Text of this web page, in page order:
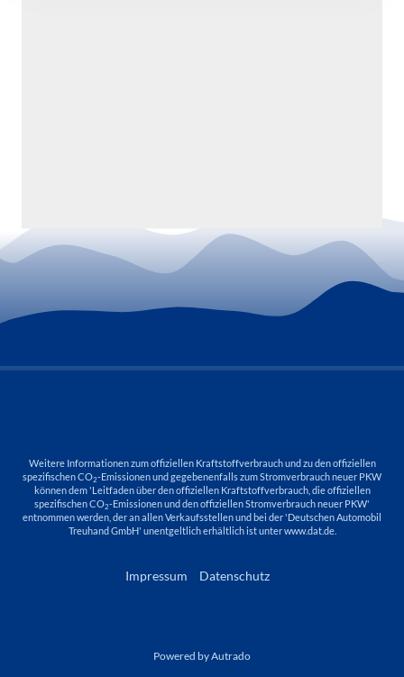
Weitere Informationen zum offiziellen Kraftstoffverbrauch und zu den offiziellen
spezifischen CO2-Emissionen und gegebenenfalls zum Stromverbrauch neuer PKW
können dem 'Leitfaden über den offiziellen Kraftstoffverbrauch, die offiziellen
spezifischen CO2-Emissionen und den offiziellen Stromverbrauch neuer PKW'
entnommen werden, der an allen Verkaufsstellen und bei der 'Deutschen Automobil
Treuhand GmbH' unentgeltlich erhältlich ist unter www.dat.de.
Impressum Datenschutz
Powered by Autrado